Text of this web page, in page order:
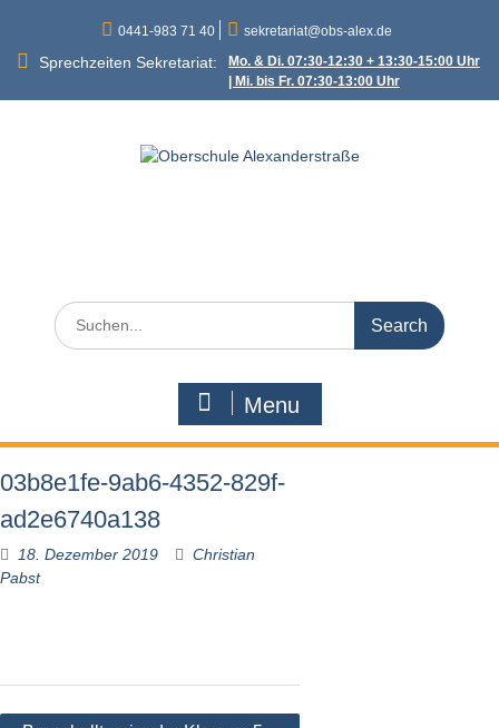
content
0441-983 71 40 sekretariat@obs-alex.de
Sprechzeiten Sekretariat:
Mo. & Di. 07:30-12:30 + 13:30-15:00 Uhr
| Mi. bis Fr. 07:30-13:00 Uhr
Search
for:
Menu
03b8e1fe-9ab6-4352-829f-
ad2e6740a138
18. Dezember 2019
Christian
Pabst
Beitragsnavigation